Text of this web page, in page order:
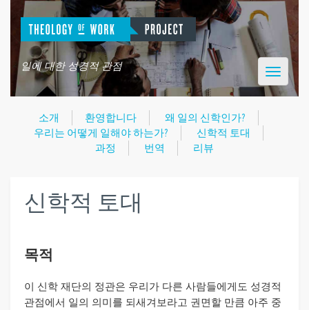
일에 대한 성경적 관점
Toggle
소개 환영합니다
왜 일의 신학인가?
우리는 어떻게 일해야 하는가?
신학적 토대
과정
번역 리뷰
신학적 토대
목적
이 신학 재단의 정관은 우리가 다른 사람들에게도 성경적
관점에서 일의 의미를 되새겨보라고 권면할 만큼 아주 중